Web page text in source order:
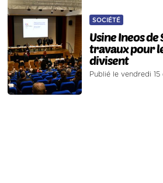
SOCIÉTÉ
Usine Ineos
travaux pour
divisent
Publié le vendredi